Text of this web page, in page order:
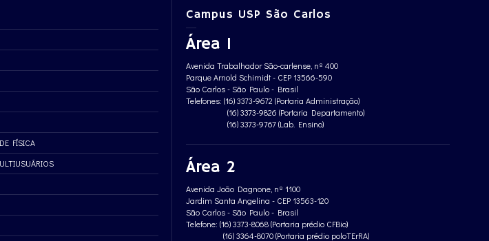
FÍSICA
Campus USP São Carlos
Área 1
Avenida Trabalhador São-carlense, nº 400
Parque Arnold Schimidt - CEP 13566-590
São Carlos - São Paulo - Brasil
Telefones: (16) 3373-9672 (Portaria Administração)
(16) 3373-9826 (Portaria Departamento)
(16) 3373-9767 (Lab. Ensino)
Área 2
Avenida João Dagnone, nº 1100
Jardim Santa Angelina - CEP 13563-120
São Carlos - São Paulo - Brasil
Telefone: (16) 3373-8068 (Portaria prédio CFBio)
(16) 3364-8070 (Portaria prédio poloTErRA)